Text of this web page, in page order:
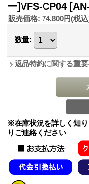
ー]VFS-CP04
販売価格: 74,800円(税
数量:
返品特約に関する重
※在庫状況を詳しく知
りご連絡ください